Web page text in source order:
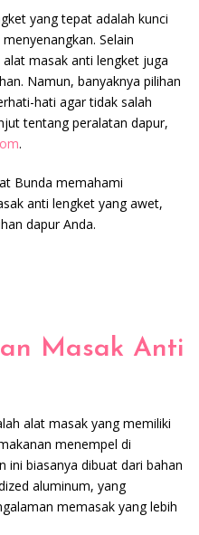
yang tepat adalah kunci
Selain
masak anti lengket juga
Namun, banyaknya pilihan
hati agar tidak salah
tentang peralatan dapur,
.
Bunda memahami
anti lengket yang awet,
dapur Anda.
Masak Anti
alat masak yang memiliki
menempel di
ini biasanya dibuat dari bahan
aluminum, yang
memasak yang lebih